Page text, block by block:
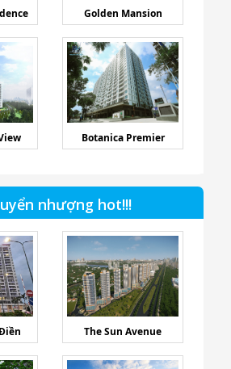
Golden Mansion
Botanica Premier
nhượng hot!!!
The Sun Avenue